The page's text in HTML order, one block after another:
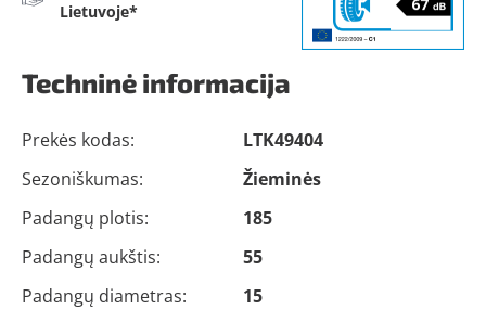
Lietuvoje*
Techninė informacija
Prekės kodas:
LTK49404
Sezoniškumas:
Žieminės
Padangų plotis:
185
Padangų aukštis:
55
Padangų diametras:
15